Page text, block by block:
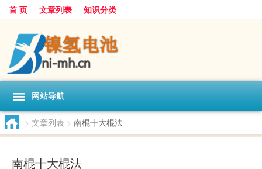
首 页 文章列表 知识分类
网站导航
> 文章列表 > 南棍十大棍法
南棍十大棍法